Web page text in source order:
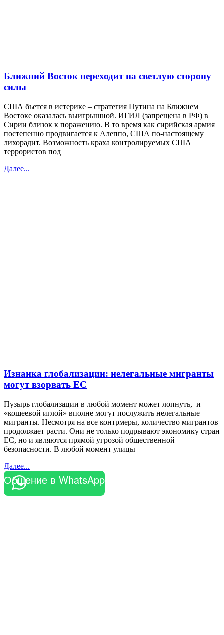
Ближний Восток переходит на светлую сторону
силы
США бьется в истерике – стратегия Путина на Ближнем
Востоке оказалась выигрышной. ИГИЛ (запрещена в РФ) в
Сирии близок к поражению. В то время как сирийская армия
постепенно продвигается к Алеппо, США по-настоящему
лихорадит. Возможность краха контролируемых США
террористов под
Далее...
Изнанка глобализации: нелегальные мигранты
могут взорвать ЕС
Пузырь глобализации в любой момент может лопнуть, и
«кощеевой иглой» вполне могут послужить нелегальные
мигранты. Несмотря на все контрмеры, количество мигрантов
продолжает расти. Они не только подрывают экономику стран
ЕС, но и являются прямой угрозой общественной
безопасности. В любой момент улицы
Далее...
Общение в WhatsApp